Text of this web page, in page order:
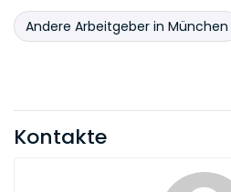
Andere Arbeitgeber in München
Kontakte